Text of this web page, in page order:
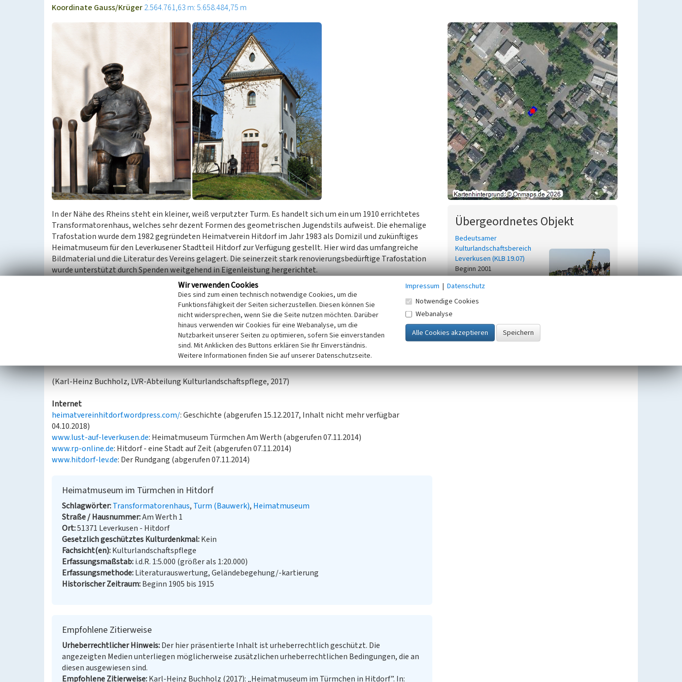
Koordinate Gauss/Krüger2.564.761,63 m: 5.658.484,75 m
In der Nähe des Rheins steht ein kleiner, weiß verputzter Turm. Es handelt sich um ein um 1910 errichtetes
Transformatorenhaus, welches sehr dezent Formen des geometrischen Jugendstils aufweist. Die ehemalige
Trafostation wurde dem 1982 gegründeten Heimatverein Hitdorf im Jahr 1983 als Domizil und zukünftiges
Heimatmuseum für den Leverkusener Stadtteil Hitdorf zur Verfügung gestellt. Hier wird das umfangreiche
Bildmaterial und die Literatur des Vereins gelagert. Die seinerzeit stark renovierungsbedürftige Trafostation
wurde unterstützt durch Spenden weitgehend in Eigenleistung hergerichtet.
Am 19. Januar 1998 wurde eine erste Ausstellung unter dem Motto „Fähre, Schifffahrt, Hafen” eröffnet. Die
relativ geringe Raumkapazität erlaubt nur Wechselausstellungen, z.B. mit den Themen “Brauwesen,
Zigarren- und Tabakfabrikation sowie Zündholzherstellung” in Hitdorf. Aber auch örtlichen Vereinen steht
das Heimatmuseum zum Beispiel als Ausstellungsort zur Verfügung.
Die Bronzestatue vor dem Türmchen wurde von der Künstlerin Bärbel Kolberg entworfen und im August 2007
eingeweiht. Sie symbolisiert die drei mächtigen Industriezweige Hitdorfs: Das Fass steht für das Bierbrauen,
die Pfeife für die Tabakverarbeitung und zwei überdimensionale Streichhölzer für die Zündholzherstellung.
(Karl-Heinz Buchholz, LVR-Abteilung Kulturlandschaftspflege, 2017)
Internet
heimatvereinhitdorf.wordpress.com/: Geschichte (abgerufen 15.12.2017, Inhalt nicht mehr verfügbar
04.10.2018)
www.lust-auf-leverkusen.de: Heimatmuseum Türmchen Am Werth (abgerufen 07.11.2014)
www.rp-online.de: Hitdorf - eine Stadt auf Zeit (abgerufen 07.11.2014)
www.hitdorf-lev.de: Der Rundgang (abgerufen 07.11.2014)
Heimatmuseum im Türmchen in Hitdorf
Schlagwörter Transformatorenhaus Turm (Bauwerk) Heimatmuseum
Straße / Hausnummer Am Werth 1
Ort 51371 Leverkusen - Hitdorf
Gesetzlich geschütztes Kulturdenkmal Kein
Fachsicht(en) Kulturlandschaftspflege
Erfassungsmaßstab i.d.R. 1:5.000 (größer als 1:20.000)
Erfassungsmethode Literaturauswertung, Geländebegehung/-kartierung
Historischer Zeitraum Beginn 1905 bis 1915
Empfohlene Zitierweise
Urheberrechtlicher Hinweis Der hier präsentierte Inhalt ist urheberrechtlich geschützt. Die
angezeigten Medien unterliegen möglicherweise zusätzlichen urheberrechtlichen Bedingungen, die an
diesen ausgewiesen sind.
Empfohlene Zitierweise Karl-Heinz Buchholz (2017): „Heimatmuseum im Türmchen in Hitdorf”. In:
Übergeordnetes Objekt
Bedeutsamer
Kulturlandschaftsbereich
Leverkusen (KLB 19.07)
Beginn 2001
Kulturlandschaftsbereiche in der
Kulturlandschaft Rheinschiene
Wir verwenden Cookies
Dies sind zum einen technisch notwendige Cookies, um die
Funktionsfähigkeit der Seiten sicherzustellen. Diesen können Sie
nicht widersprechen, wenn Sie die Seite nutzen möchten. Darüber
hinaus verwenden wir Cookies für eine Webanalyse, um die
Nutzbarkeit unserer Seiten zu optimieren, sofern Sie einverstanden
sind. Mit Anklicken des Buttons erklären Sie Ihr Einverständnis.
Weitere Informationen finden Sie auf unserer Datenschutzseite.
Impressum | Datenschutz
Notwendige Cookies
Webanalyse